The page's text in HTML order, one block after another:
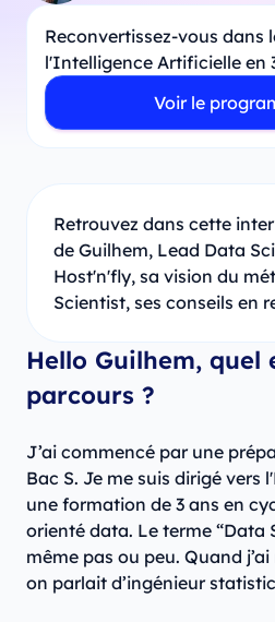
Reconvertissez-vous dans
l'Intelligence Artificielle en
Voir le
Retrouvez dans cette
de Guilhem, Lead Data
Host'n'fly, sa vision du
Scientist, ses conseils en
Hello Guilhem, quel
parcours ?
J’ai commencé par une
Bac S. Je me suis dirigé vers
une formation de 3 ans en
orienté data. Le terme “Data
même pas ou peu. Quand j’ai
on parlait d’ingénieur